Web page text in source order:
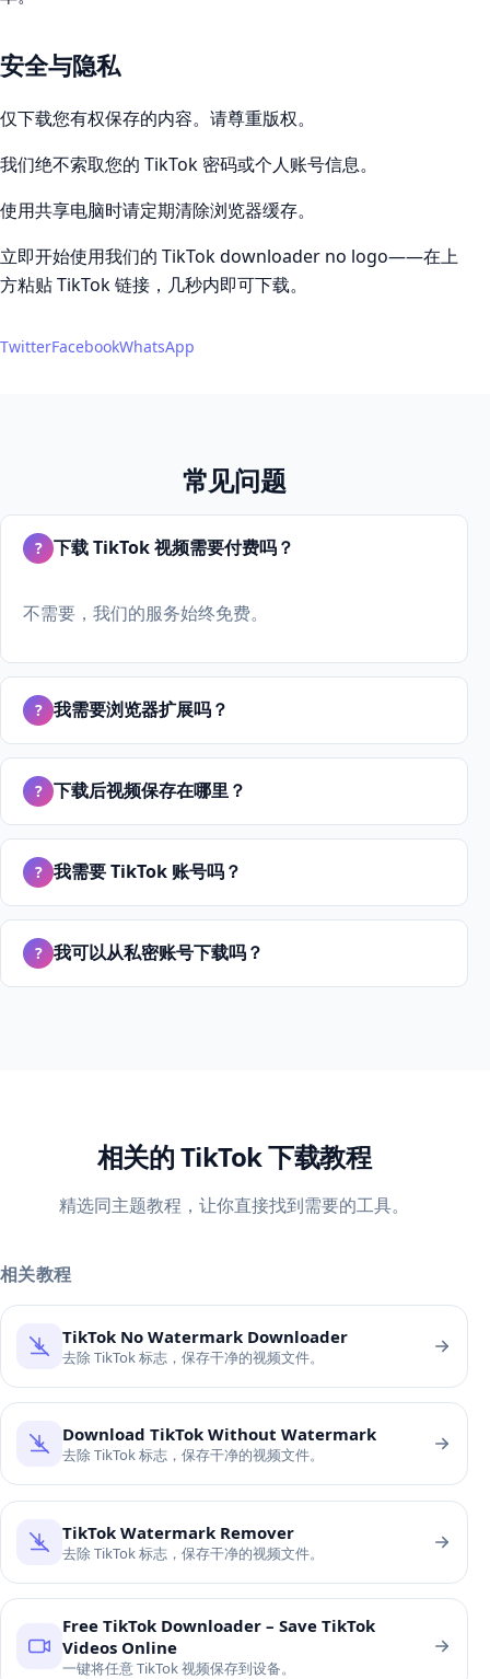
安全与隐私
仅下载您有权保存的内容。请尊重版权。
我们绝不索取您的 TikTok 密码或个人账号信息。
使用共享电脑时请定期清除浏览器缓存。
立即开始使用我们的 TikTok downloader no logo——在上
方粘贴 TikTok 链接，几秒内即可下载。
TwitterFacebookWhatsApp
常见问题
? 下载 TikTok 视频需要付费吗？
不需要，我们的服务始终免费。
? 我需要浏览器扩展吗？
? 下载后视频保存在哪里？
? 我需要 TikTok 账号吗？
? 我可以从私密账号下载吗？
相关的 TikTok 下载教程
精选同主题教程，让你直接找到需要的工具。
相关教程
TikTok No Watermark Downloader
去除 TikTok 标志，保存干净的视频文件。
Download TikTok Without Watermark
去除 TikTok 标志，保存干净的视频文件。
TikTok Watermark Remover
去除 TikTok 标志，保存干净的视频文件。
Free TikTok Downloader – Save TikTok
Videos Online
一键将任意 TikTok 视频保存到设备。